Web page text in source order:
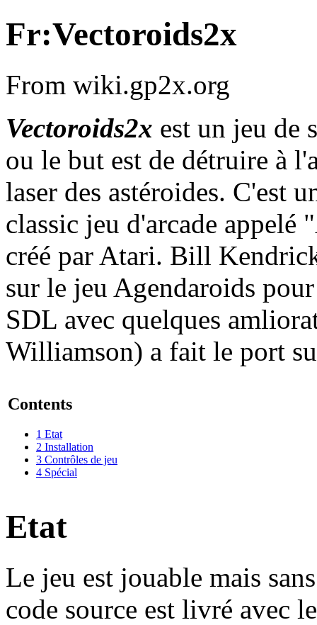
Fr:Vectoroids2x
From wiki.gp2x.org
Vectoroids2x est un jeu de
ou le but est de détruire à
laser des astéroides. C'est
classic jeu d'arcade appelé
créé par Atari. Bill
sur le jeu Agendaroids
SDL avec quelques
Williamson) a fait le port
Contents
1 Etat
2 Installation
3 Contrôles de jeu
4 Spécial
Etat
Le jeu est jouable mais
code source est livré avec